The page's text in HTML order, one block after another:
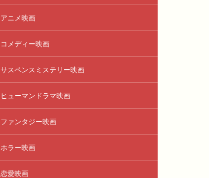
アニメ映画
コメディー映画
サスペンスミステリー映画
ヒューマンドラマ映画
ファンタジー映画
ホラー映画
恋愛映画